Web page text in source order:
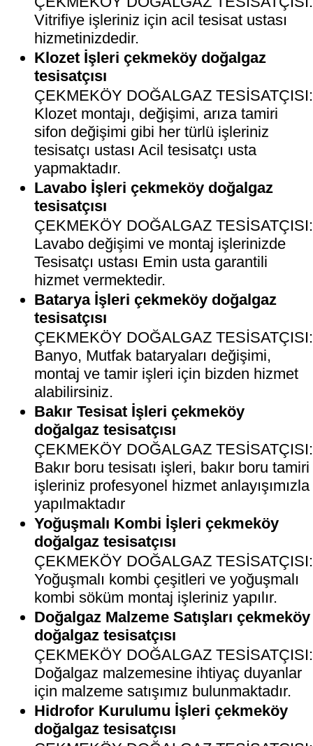
Vitrifiye işleriniz için acil tesisat ustası
hizmetinizdedir.
Klozet İşleri çekmeköy doğalgaz
tesisatçısı
ÇEKMEKÖY DOĞALGAZ TESİSATÇISI:
Klozet montajı, değişimi, arıza tamiri
sifon değişimi gibi her türlü işleriniz
tesisatçı ustası Acil tesisatçı usta
yapmaktadır.
Lavabo İşleri çekmeköy doğalgaz
tesisatçısı
ÇEKMEKÖY DOĞALGAZ TESİSATÇISI:
Lavabo değişimi ve montaj işlerinizde
Tesisatçı ustası Emin usta garantili
hizmet vermektedir.
Batarya İşleri çekmeköy doğalgaz
tesisatçısı
ÇEKMEKÖY DOĞALGAZ TESİSATÇISI:
Banyo, Mutfak bataryaları değişimi,
montaj ve tamir işleri için bizden hizmet
alabilirsiniz.
Bakır Tesisat İşleri çekmeköy
doğalgaz tesisatçısı
ÇEKMEKÖY DOĞALGAZ TESİSATÇISI:
Bakır boru tesisatı işleri, bakır boru tamiri
işleriniz profesyonel hizmet anlayışımızla
yapılmaktadır
Yoğuşmalı Kombi İşleri çekmeköy
doğalgaz tesisatçısı
ÇEKMEKÖY DOĞALGAZ TESİSATÇISI:
Yoğuşmalı kombi çeşitleri ve yoğuşmalı
kombi söküm montaj işleriniz yapılır.
Doğalgaz Malzeme Satışları çekmeköy
doğalgaz tesisatçısı
ÇEKMEKÖY DOĞALGAZ TESİSATÇISI:
Doğalgaz malzemesine ihtiyaç duyanlar
için malzeme satışımız bulunmaktadır.
Hidrofor Kurulumu İşleri çekmeköy
doğalgaz tesisatçısı